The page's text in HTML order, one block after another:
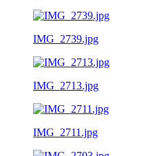
IMG_2739.jpg
IMG_2713.jpg
IMG_2711.jpg